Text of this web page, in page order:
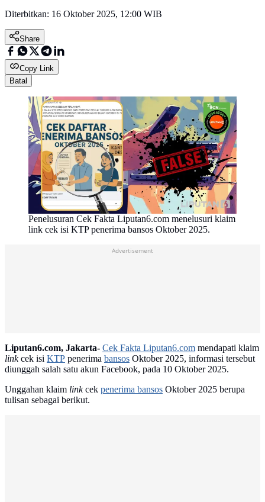
Diterbitkan: 16 Oktober 2025, 12:00 WIB
Share
Copy Link
Batal
Penelusuran Cek Fakta Liputan6.com menelusuri klaim
link cek isi KTP penerima bansos Oktober 2025.
Advertisement
Liputan6.com, Jakarta- Cek Fakta Liputan6.com mendapati klaim
linkcek isi KTP penerima bansos Oktober 2025, informasi tersebut
diunggah salah satu akun Facebook, pada 10 Oktober 2025.
Unggahan klaim linkcek penerima bansos Oktober 2025 berupa
tulisan sebagai berikut.